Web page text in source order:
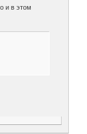
и в этом